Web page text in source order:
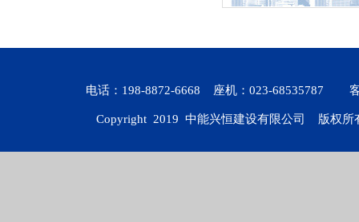
电话：198-8872-6668 座机：023-68535787 客
Copyright 2019 中能兴恒建设有限公司 版权所